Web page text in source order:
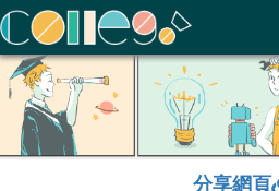
ColleGo! 大學選才與高中育才輔助系統
分享網頁